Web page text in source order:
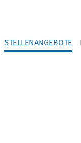
STELLENANGEBOTE